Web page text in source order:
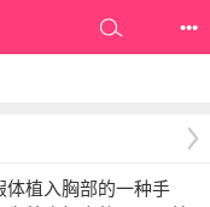
•••
体植入胸部的一种手